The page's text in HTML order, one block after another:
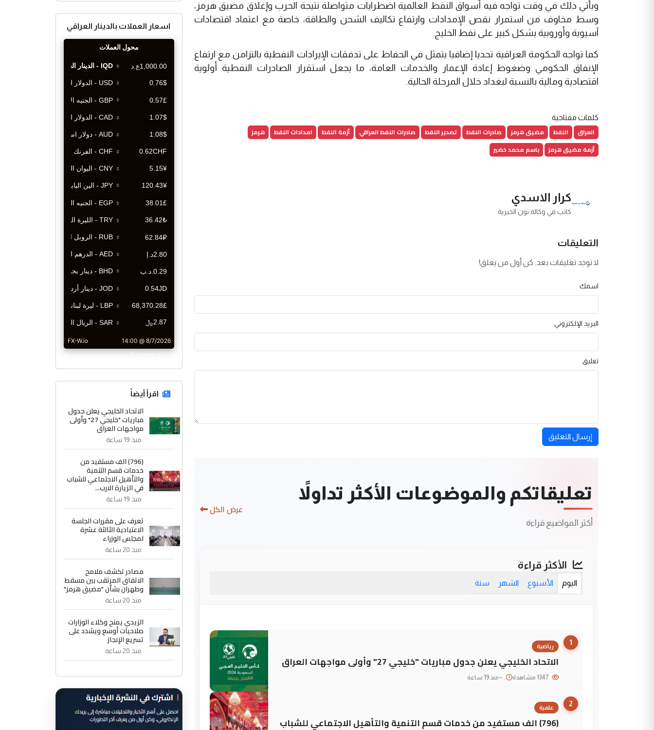
ويأتي ذلك في وقت تواجه فيه أسواق النفط العالمية اضطرابات متواصلة نتيجة الحرب وإغلاق مضيق هرمز،
وسط مخاوف من استمرار نقص الإمدادات وارتفاع تكاليف الشحن والطاقة، خاصة مع اعتماد اقتصادات
آسيوية وأوروبية بشكل كبير على نفط الخليج.
كما تواجه الحكومة العراقية تحديا إضافيا يتمثل في الحفاظ على تدفقات الإيرادات النفطية بالتزامن مع ارتفاع
الإنفاق الحكومي وضغوط إعادة الإعمار والخدمات العامة، ما يجعل استقرار الصادرات النفطية أولوية
اقتصادية ومالية بالنسبة لبغداد خلال المرحلة الحالية.
كلمات مفتاحية
العراق النفط مضيق هرمز صادرات النفط تصدير النفط صادرات النفط العراقي أزمة النفط امدادات النفط
هرمز
أزمة مضيق هرمز
باسم محمد خضير
كرار الاسدي
كاتب في وكالة نون الخبرية
التعليقات
لا توجد تعليقات بعد. كن أول من يعلق!
اسمك
البريد الإلكتروني
تعليق
إرسال التعليق
تعليقاتكم والموضوعات الأكثر تداولاً
أكثر المواضيع قراءة
عرض الكل
الأكثر قراءة
اليوم الأسبوع الشهر سنة
1
رياضية
الاتحاد الخليجي يعلن جدول مباريات "خليجي 27" وأولى مواجهات العراق
--منذ 19 ساعة
2
علمية
(796) الف مستفيد من خدمات قسم التنمية والتأهيل الاجتماعي للشباب
اسعار العملات بالدينار العراقي
CurrencyRate
اقرأ أيضاً
الاتحاد الخليجي يعلن جدول
مباريات "خليجي 27" وأولى
مواجهات العراق
منذ 19 ساعة
(796) الف مستفيد من
خدمات قسم التنمية
والتأهيل الاجتماعي للشباب
في الزيارة الارب...
منذ 19 ساعة
تعرف على مقررات الجلسة
الاعتيادية الثالثة عشرة
لمجلس الوزراء
منذ 20 ساعة
مصادر تكشف ملامح
الاتفاق المرتقب بين مسقط
وطهران بشأن "مضيق هرمز"
منذ 20 ساعة
الزيدي يمنح وكلاء الوزارات
صلاحيات أوسع ويشدد على
تسريع الإنجاز
منذ 20 ساعة